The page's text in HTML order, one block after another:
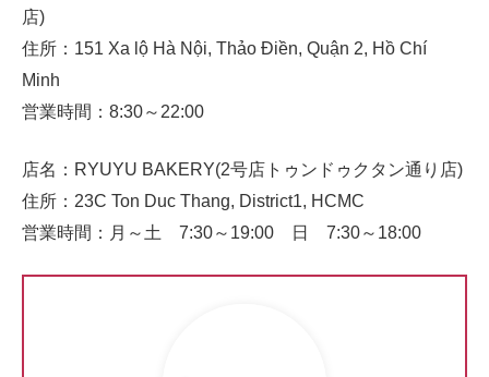
店)
住所：151 Xa lộ Hà Nội, Thảo Điền, Quận 2, Hồ Chí
Minh
営業時間：8:30～22:00
店名：RYUYU BAKERY(2号店トゥンドゥクタン通り店)
住所：23C Ton Duc Thang, District1, HCMC
営業時間：月～土 7:30～19:00 日 7:30～18:00